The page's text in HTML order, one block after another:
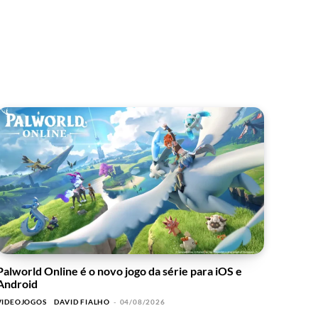
Online é o novo jogo da série para iOS e
DAVID FIALHO - 04/08/2026